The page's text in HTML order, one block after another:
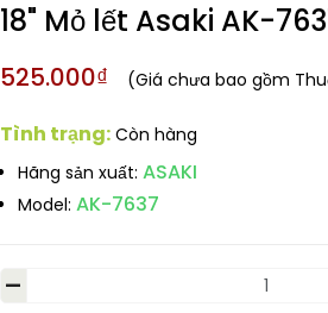
18" Mỏ lết Asaki AK-
525.000₫ (Giá chưa bao gồm
Tình trạng: Còn hàng
Hãng sản xuất: ASAKI
Model: AK-7637
-